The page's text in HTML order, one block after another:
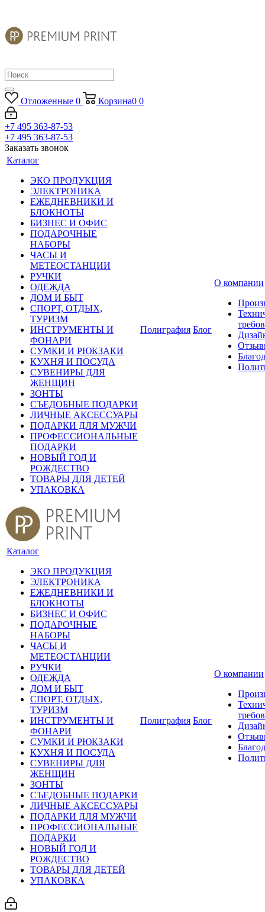
Отложенные 0 Корзина0 0
+7 495 363-87-53
+7 495 363-87-53
Заказать звонок
Каталог
ЭКО ПРОДУКЦИЯ
ЭЛЕКТРОНИКА
ЕЖЕДНЕВНИКИ И
БЛОКНОТЫ
БИЗНЕС И ОФИС
ПОДАРОЧНЫЕ
НАБОРЫ
ЧАСЫ И
МЕТЕОСТАНЦИИ
РУЧКИ
ОДЕЖДА
ДОМ И БЫТ
СПОРТ, ОТДЫХ,
ТУРИЗМ
ИНСТРУМЕНТЫ И
ФОНАРИ
СУМКИ И РЮКЗАКИ
КУХНЯ И ПОСУДА
СУВЕНИРЫ ДЛЯ
ЖЕНЩИН
ЗОНТЫ
СЪЕДОБНЫЕ ПОДАРКИ
ЛИЧНЫЕ АКСЕССУАРЫ
ПОДАРКИ ДЛЯ МУЖЧИ
ПРОФЕССИОНАЛЬНЫЕ
ПОДАРКИ
НОВЫЙ ГОД И
РОЖДЕСТВО
ТОВАРЫ ДЛЯ ДЕТЕЙ
УПАКОВКА
Полиграфия Блог
О компании
Каталог
ЭКО ПРОДУКЦИЯ
ЭЛЕКТРОНИКА
ЕЖЕДНЕВНИКИ И
БЛОКНОТЫ
БИЗНЕС И ОФИС
ПОДАРОЧНЫЕ
НАБОРЫ
ЧАСЫ И
МЕТЕОСТАНЦИИ
РУЧКИ
ОДЕЖДА
ДОМ И БЫТ
СПОРТ, ОТДЫХ,
ТУРИЗМ
ИНСТРУМЕНТЫ И
ФОНАРИ
СУМКИ И РЮКЗАКИ
КУХНЯ И ПОСУДА
СУВЕНИРЫ ДЛЯ
ЖЕНЩИН
ЗОНТЫ
СЪЕДОБНЫЕ ПОДАРКИ
ЛИЧНЫЕ АКСЕССУАРЫ
ПОДАРКИ ДЛЯ МУЖЧИ
ПРОФЕССИОНАЛЬНЫЕ
ПОДАРКИ
НОВЫЙ ГОД И
РОЖДЕСТВО
ТОВАРЫ ДЛЯ ДЕТЕЙ
УПАКОВКА
Полиграфия Блог
О компании